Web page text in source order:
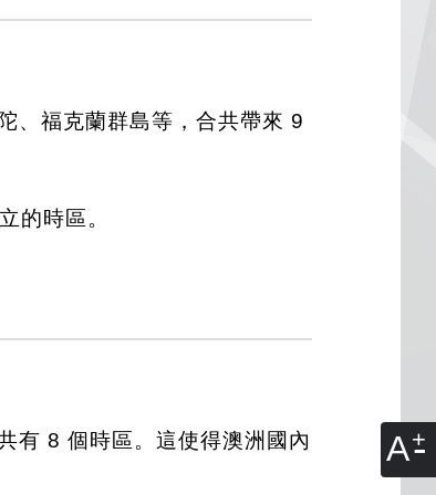
A
、福克蘭群島等，合共帶來 9
的時區。
有 8 個時區。這使得澳洲國內